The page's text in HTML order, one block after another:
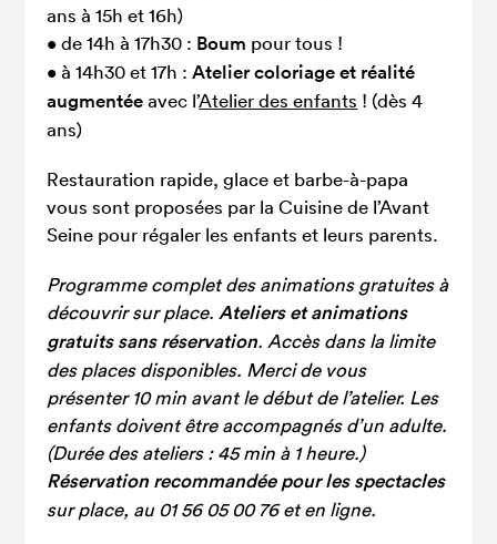
ans à 15h et 16h)
• de 14h à 17h30 : Boum pour tous !
• à 14h30 et 17h :Atelier coloriage et réalité
augmentéeavec l’Atelier des enfants ! (dès 4
ans)
Restauration rapide, glace et barbe-à-papa
vous sont proposées par la Cuisine de l’Avant
Seine pour régaler les enfants et leurs parents.
Programme complet des animations gratuites à
découvrir sur place. Ateliers et animations
gratuits sans réservation. Accès dans la limite
des places disponibles. Merci de vous
présenter 10 min avant le début de l’atelier. Les
enfants doivent être accompagnés d’un adulte.
(Durée des ateliers : 45 min à 1 heure.)
Réservation recommandée pour les spectacles
sur place, au 01 56 05 00 76 et en ligne.